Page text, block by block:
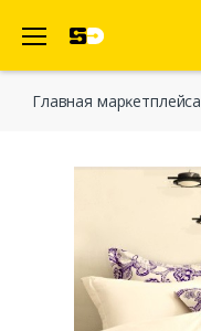
Главная марĸетплейса